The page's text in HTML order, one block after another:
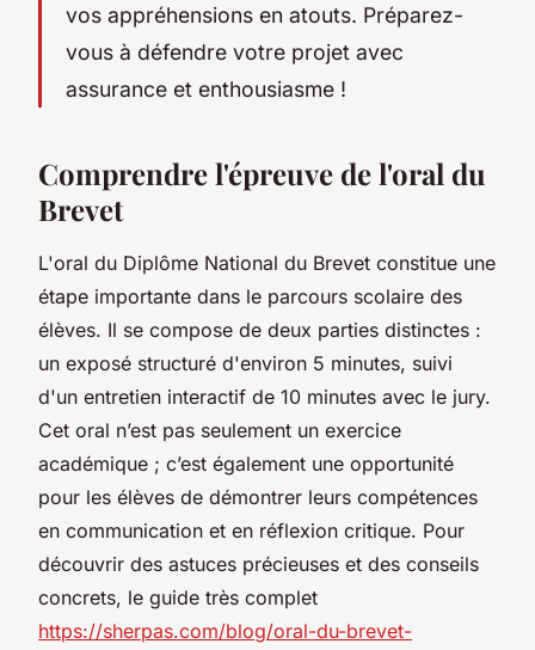
vos appréhensions en atouts. Préparez-
vous à défendre votre projet avec
assurance et enthousiasme !
Comprendre l'épreuve de l'oral du
Brevet
L'oral du Diplôme National du Brevet constitue une
étape importante dans le parcours scolaire des
élèves. Il se compose de deux parties distinctes :
un exposé structuré d'environ 5 minutes, suivi
d'un entretien interactif de 10 minutes avec le jury.
Cet oral n’est pas seulement un exercice
académique ; c’est également une opportunité
pour les élèves de démontrer leurs compétences
en communication et en réflexion critique. Pour
découvrir des astuces précieuses et des conseils
concrets, le guide très complet
https://sherpas.com/blog/oral-du-brevet-